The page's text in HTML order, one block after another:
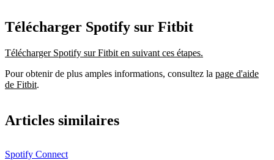
Télécharger Spotify sur Fitbit
Télécharger Spotify sur Fitbit en suivant ces étapes.
Pour obtenir de plus amples informations, consultez la page d'aide
de Fitbit.
Articles similaires
Spotify Connect